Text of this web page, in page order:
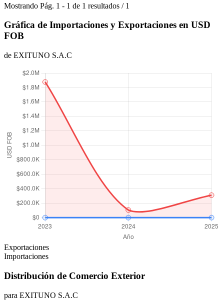
Mostrando Pág. 1 - 1 de 1 resultados / 1
Gráfica de Importaciones y Exportaciones en USD
FOB
de EXITUNO S.A.C
Exportaciones
Importaciones
Distribución de Comercio Exterior
para EXITUNO S.A.C